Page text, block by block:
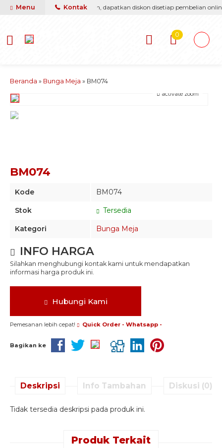
yang terbaik & termurah, dapatkan diskon disetiap pembelian online.
Menu Kontak
0
Beranda » Bunga Meja » BM074
activate zoom
BM074
Kode BM074
Stok Tersedia
Kategori Bunga Meja
INFO HARGA
Silahkan menghubungi kontak kami untuk mendapatkan
informasi harga produk ini.
Hubungi Kami
Pemesanan lebih cepat! Quick Order - Whatsapp -
Bagikan ke
Deskripsi Info Tambahan Diskusi (0)
Tidak tersedia deskripsi pada produk ini.
Produk Terkait
Quick Order -